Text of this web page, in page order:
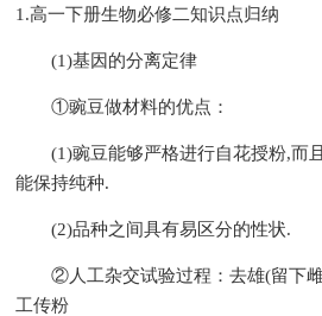
1.高一下册生物必修二知识点归纳
(1)基因的分离定律
①豌豆做材料的优点：
(1)豌豆能够严格进行自花授粉,而
能保持纯种.
(2)品种之间具有易区分的性状.
②人工杂交试验过程：去雄(留下
工传粉